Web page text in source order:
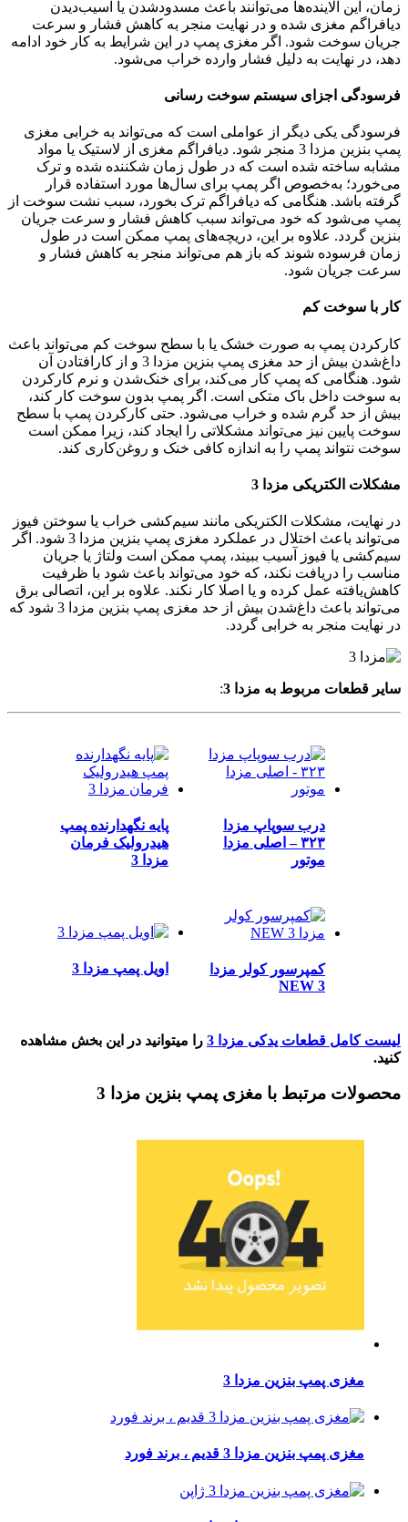
زمان، این آلاینده‌ها می‌توانند باعث مسدود‌شدن یا آسیب‌دیدن
دیافراگم مغزی شده و در نهایت منجر به کاهش فشار و سرعت
جریان سوخت شود. اگر مغزی پمپ در این شرایط به‌ کار خود ادامه
دهد، در نهایت به دلیل فشار وارده خراب می‌شود.
فرسودگی اجزای سیستم سوخت رسانی
فرسودگی یکی دیگر از عواملی است که می‌تواند به خرابی مغزی
پمپ بنزین مزدا 3 منجر شود. دیافراگم مغزی از لاستیک یا مواد
مشابه ساخته شده است که در طول زمان شکننده شده و ترک
می‌خورد؛ به‌خصوص اگر پمپ برای سال‌ها مورد استفاده قرار
گرفته باشد. هنگامی که دیافراگم ترک بخورد، سبب نشت سوخت از
پمپ می‌شود که خود می‌تواند سبب کاهش فشار و سرعت جریان
بنزین گردد. علاوه بر این، دریچه‌های پمپ ممکن است در طول
زمان فرسوده شوند که باز هم می‌تواند منجر به کاهش فشار و
سرعت جریان شود.
کار با سوخت کم
کارکردن پمپ به صورت خشک یا با سطح سوخت کم می‌تواند باعث
داغ‌شدن بیش از حد مغزی پمپ بنزین مزدا 3 و از کار‌افتادن آن
شود. هنگامی که پمپ کار می‌کند، برای خنک‌شدن و نرم ‌کارکردن
به سوخت داخل باک متکی است. اگر پمپ بدون سوخت کار کند،
بیش از حد گرم شده و خراب می‌شود. حتی کارکردن پمپ با سطح
سوخت پایین نیز می‌تواند مشکلاتی را ایجاد کند، زیرا ممکن است
سوخت نتواند پمپ را به اندازه کافی خنک و روغن‌کاری کند.
مشکلات الکتریکی مزدا 3
در نهایت، مشکلات الکتریکی مانند سیم‌کشی خراب یا سوختن فیوز
می‌تواند باعث اختلال در عملکرد مغزی پمپ بنزین مزدا 3 شود. اگر
سیم‌کشی یا فیوز آسیب ببیند، پمپ ممکن است ولتاژ یا جریان
مناسب را دریافت نکند، که خود می‌تواند باعث شود با ظرفیت
کاهش‌یافته عمل کرده و یا اصلا کار نکند. علاوه بر این، اتصالی برق
می‌تواند باعث داغ‌شدن بیش از حد مغزی پمپ بنزین مزدا 3 شود که
در نهایت منجر به خرابی گردد.
سایر قطعات مربوط به مزدا 3 :
درب سوپاپ مزدا
۳۲۳ – اصلی مزدا
موتور
پایه نگهدارنده پمپ
هیدرولیک فرمان
مزدا 3
کمپرسور کولر مزدا
3 NEW
اویل پمپ مزدا 3
لیست کامل قطعات یدکی مزدا 3
را میتوانید در این بخش مشاهده
کنید.
محصولات مرتبط با مغزی پمپ بنزین مزدا 3
مغزی پمپ بنزین مزدا 3
مغزی پمپ بنزین مزدا 3 قدیم ، برند فورد